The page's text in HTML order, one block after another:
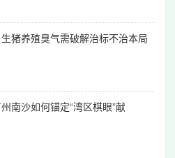
生猪养殖臭气需破解治标不治本局
南沙如何锚定“湾区棋眼”献